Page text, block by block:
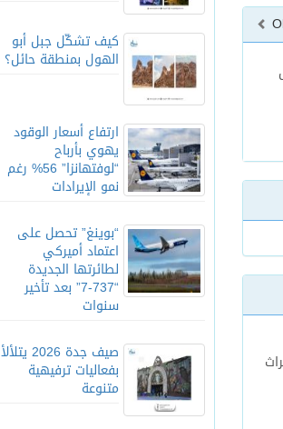
كيف تشكّل جبل أبو
الهول بمنطقة حائل؟
ارتفاع أسعار الوقود
يهوي بأرباح
“لوفتهانزا” 56% رغم
نمو الإيرادات
“بوينغ” تحصل على
اعتماد أميركي
لطائرتها الجديدة
“737-7” بعد تأخير
سنوات
صيف جدة 2026 يتلألأ
بفعاليات ترفيهية
متنوعة